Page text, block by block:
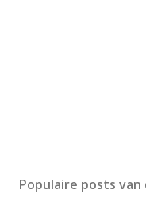
Populaire posts van